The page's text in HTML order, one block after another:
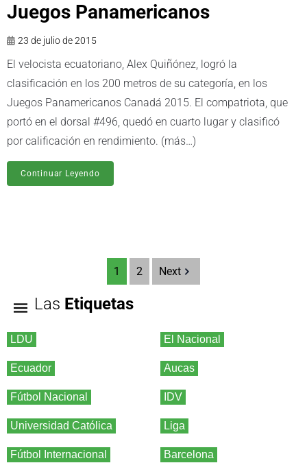
Juegos Panamericanos
23 de julio de 2015
El velocista ecuatoriano, Alex Quiñónez, logró la
clasificación en los 200 metros de su categoría, en los
Juegos Panamericanos Canadá 2015. El compatriota, que
portó en el dorsal #496, quedó en cuarto lugar y clasificó
por calificación en rendimiento. (más…)
Continuar Leyendo
1 2 Next
Las Etiquetas
LDU El Nacional
Ecuador Aucas
Fútbol Nacional IDV
Universidad Católica Liga
Fútbol Internacional Barcelona